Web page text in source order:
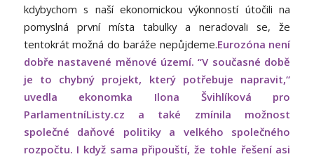
kdybychom s naší ekonomickou výkonností útočili na
pomyslná první místa tabulky a neradovali se, že
tentokrát možná do baráže nepůjdeme.Eurozóna není
dobře nastavené měnové území. “V současné době
je to chybný projekt, který potřebuje napravit,“
uvedla ekonomka Ilona Švihlíková pro
ParlamentníListy.cz a také zmínila možnost
společné daňové politiky a velkého společného
rozpočtu. I když sama připouští, že tohle řešení asi